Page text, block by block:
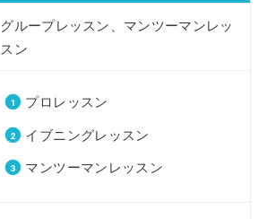
グループレッスン、マンツーマンレッ
スン
プロレッスン
イブニングレッスン
マンツーマンレッスン